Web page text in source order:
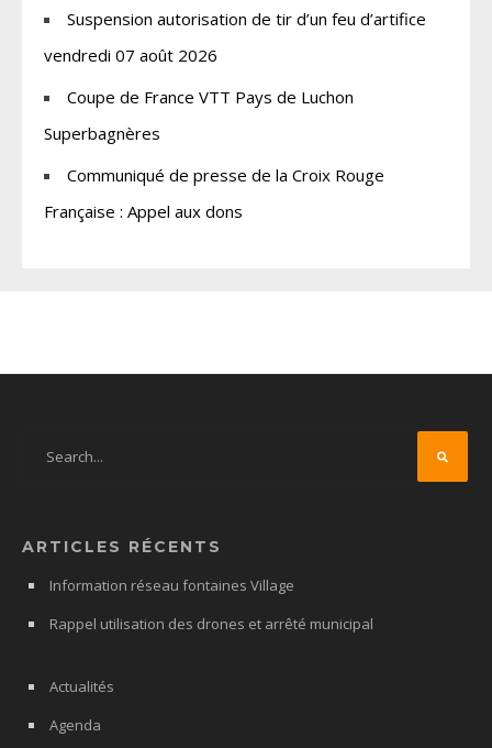
Suspension autorisation de tir d’un feu d’artifice
vendredi 07 août 2026
Coupe de France VTT Pays de Luchon
Superbagnères
Communiqué de presse de la Croix Rouge
Française : Appel aux dons
ARTICLES RÉCENTS
Information réseau fontaines Village
Rappel utilisation des drones et arrêté municipal
Actualités
Agenda